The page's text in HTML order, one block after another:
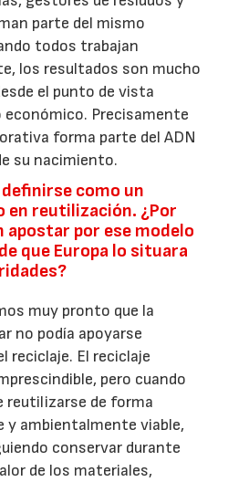
parte del mismo
todos trabajan
los resultados son mucho
el punto de vista
Precisamente
forma parte del ADN
su nacimiento.
definirse como un
en reutilización. ¿Por
apostar por ese modelo
que Europa lo situara
muy pronto que la
no podía apoyarse
reciclaje. El reciclaje
pero cuando
reutilizarse de forma
y ambientalmente viable,
conservar durante
de los materiales,